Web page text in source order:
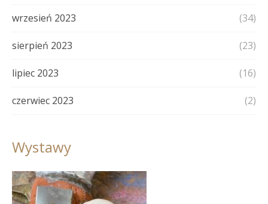
wrzesień 2023 (34)
sierpień 2023 (23)
lipiec 2023 (16)
czerwiec 2023 (2)
Wystawy